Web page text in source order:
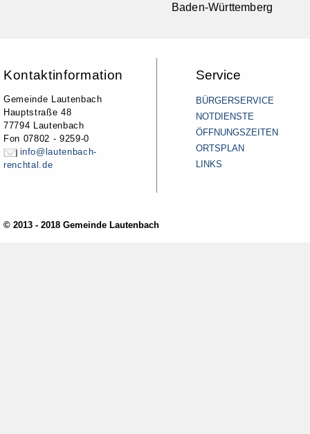
Baden-Württemberg
Kontaktinformation
Gemeinde Lautenbach
Hauptstraße 48
77794 Lautenbach
Fon 07802 - 9259-0
info@lautenbach-
renchtal.de
Service
BÜRGERSERVICE
NOTDIENSTE
ÖFFNUNGSZEITEN
ORTSPLAN
LINKS
© 2013 - 2018 Gemeinde Lautenbach